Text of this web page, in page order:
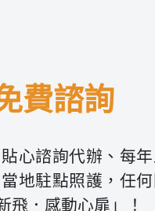
費諮詢
心諮詢代辦、每年
地駐點照護，任
飛．感動心扉」！